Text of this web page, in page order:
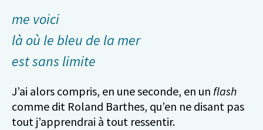
me voici
là où le bleu de la mer
est sans limite
J’ai alors compris, en une seconde, en un flash
comme dit Roland Barthes, qu’en ne disant pas
tout j’apprendrai à tout ressentir.